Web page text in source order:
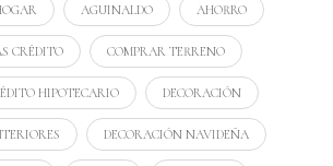
AGUINALDO AHORRO
CRÉDITO COMPRAR TERRENO
HIPOTECARIO DECORACIÓN
DECORACIÓN NAVIDEÑA